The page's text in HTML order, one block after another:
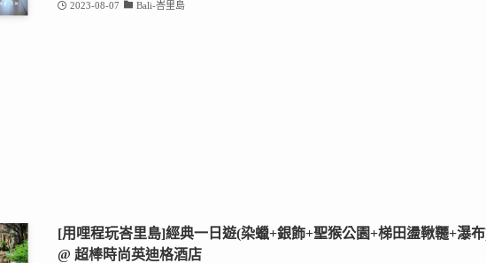
2023-08-07 Bali-峇里島
[用哩程玩峇里島]經典一日遊(染蠟+銀飾+聖猴公園+梯田盪鞦韆+瀑
@ 超棒時尚英迪格酒店